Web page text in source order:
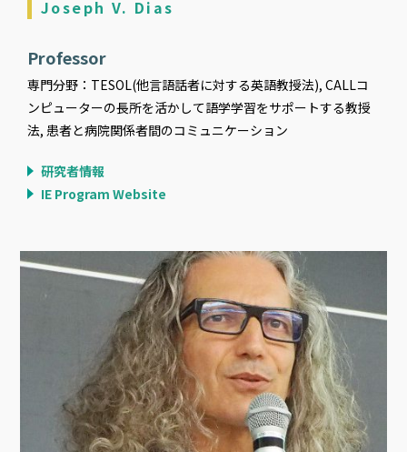
Joseph V. Dias
Professor
専門分野：TESOL(他言語話者に対する英語教授法), CALLコ
ンピューターの長所を活かして語学学習をサポートする教授
法, 患者と病院関係者間のコミュニケーション
研究者情報
IE Program Website